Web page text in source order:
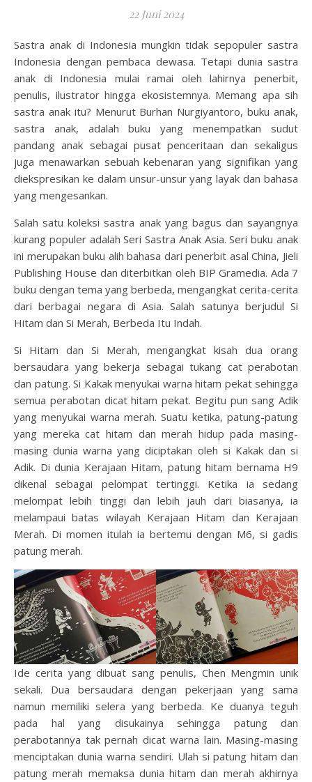
22 Juni 2024
Sastra anak di Indonesia mungkin tidak sepopuler sastra
Indonesia dengan pembaca dewasa. Tetapi dunia sastra
anak di Indonesia mulai ramai oleh lahirnya penerbit,
penulis, ilustrator hingga ekosistemnya. Memang apa sih
sastra anak itu? Menurut Burhan Nurgiyantoro, buku anak,
sastra anak, adalah buku yang menempatkan sudut
pandang anak sebagai pusat penceritaan dan sekaligus
juga menawarkan sebuah kebenaran yang signifikan yang
diekspresikan ke dalam unsur-unsur yang layak dan bahasa
yang mengesankan.
Salah satu koleksi sastra anak yang bagus dan sayangnya
kurang populer adalah Seri Sastra Anak Asia. Seri buku anak
ini merupakan buku alih bahasa dari penerbit asal China, Jieli
Publishing House dan diterbitkan oleh BIP Gramedia. Ada 7
buku dengan tema yang berbeda, mengangkat cerita-cerita
dari berbagai negara di Asia. Salah satunya berjudul Si
Hitam dan Si Merah, Berbeda Itu Indah.
Si Hitam dan Si Merah, mengangkat kisah dua orang
bersaudara yang bekerja sebagai tukang cat perabotan
dan patung. Si Kakak menyukai warna hitam pekat sehingga
semua perabotan dicat hitam pekat. Begitu pun sang Adik
yang menyukai warna merah. Suatu ketika, patung-patung
yang mereka cat hitam dan merah hidup pada masing-
masing dunia warna yang diciptakan oleh si Kakak dan si
Adik. Di dunia Kerajaan Hitam, patung hitam bernama H9
dikenal sebagai pelompat tertinggi. Ketika ia sedang
melompat lebih tinggi dan lebih jauh dari biasanya, ia
melampaui batas wilayah Kerajaan Hitam dan Kerajaan
Merah. Di momen itulah ia bertemu dengan M6, si gadis
patung merah.
Ide cerita yang dibuat sang penulis, Chen Mengmin unik
sekali. Dua bersaudara dengan pekerjaan yang sama
namun memiliki selera yang berbeda. Ke duanya teguh
pada hal yang disukainya sehingga patung dan
perabotannya tak pernah dicat warna lain. Masing-masing
menciptakan dunia warna sendiri. Ulah si patung hitam dan
patung merah memaksa dunia hitam dan merah akhirnya